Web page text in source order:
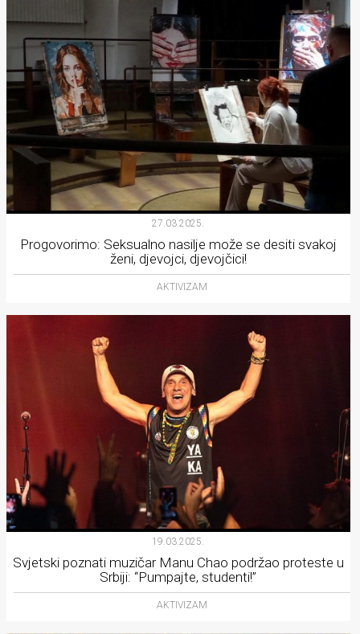
27.03.2025.
Progovorimo: Seksualno nasilje može se desiti svakoj
ženi, djevojci, djevojčici!
AKTIVIZAM
19.03.2025.
Svjetski poznati muzičar Manu Chao podržao proteste u
Srbiji: “Pumpajte, studenti!”
AKTIVIZAM